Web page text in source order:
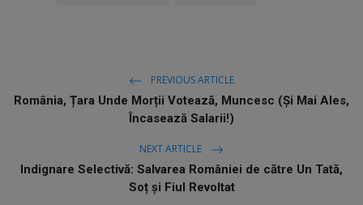
PREVIOUS ARTICLE
România, Țara Unde Morții Votează, Muncesc (Și Mai Ales,
Încasează Salarii!)
NEXT ARTICLE
Indignare Selectivă: Salvarea României de către Un Tată,
Soț și Fiul Revoltat